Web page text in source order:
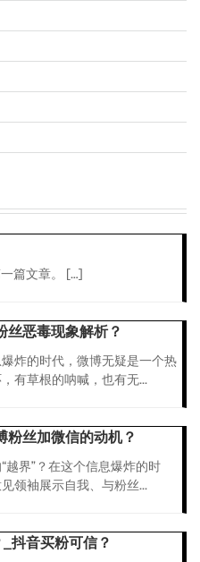
篇文章。 […]
丝恶毒现象解析？
炸的时代，微博无疑是一个热
有草根的呐喊，也有无...
粉丝加微信的动机？
界”？在这个信息爆炸的时
领袖展示自我、与粉丝...
抖音买粉可信？